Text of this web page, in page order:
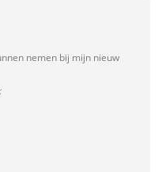
nemen bij mijn nieuw